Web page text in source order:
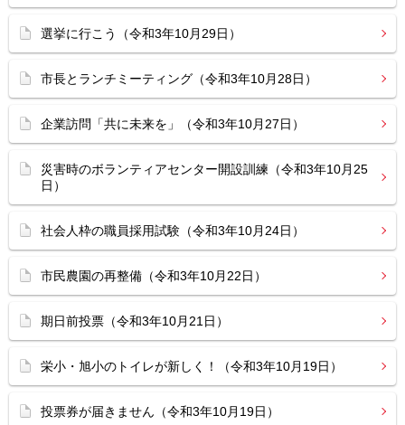
選挙に行こう（令和3年10月29日）
市長とランチミーティング（令和3年10月28日）
企業訪問「共に未来を」（令和3年10月27日）
災害時のボランティアセンター開設訓練（令和3年10月25
日）
社会人枠の職員採用試験（令和3年10月24日）
市民農園の再整備（令和3年10月22日）
期日前投票（令和3年10月21日）
栄小・旭小のトイレが新しく！（令和3年10月19日）
投票券が届きません（令和3年10月19日）